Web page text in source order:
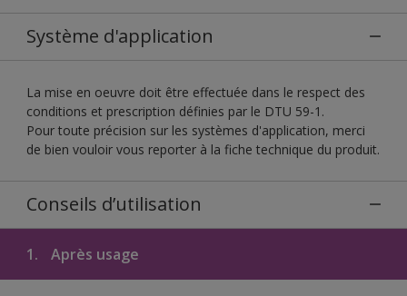
Système d'application
La mise en oeuvre doit être effectuée dans le respect des
conditions et prescription définies par le DTU 59-1.
Pour toute précision sur les systèmes d'application, merci
de bien vouloir vous reporter à la fiche technique du produit.
Conseils d’utilisation
1. Après usage